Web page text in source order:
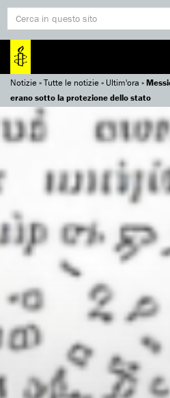
Notizie»Tutte le notizie» Ultim'ora »
erano sotto la protezione dello stato